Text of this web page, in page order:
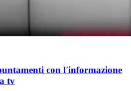
con l'informazione
tv